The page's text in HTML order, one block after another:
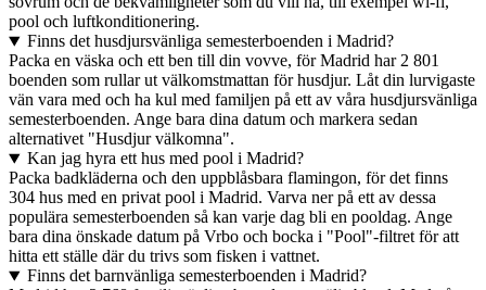
pool och luftkonditionering.
Finns det husdjursvänliga semesterboenden i Madrid?
Packa en väska och ett ben till din vovve, för Madrid har 2 801
boenden som rullar ut välkomstmattan för husdjur. Låt din lurvigaste
vän vara med och ha kul med familjen på ett av våra husdjursvänliga
semesterboenden. Ange bara dina datum och markera sedan
alternativet "Husdjur välkomna".
Kan jag hyra ett hus med pool i Madrid?
Packa badkläderna och den uppblåsbara flamingon, för det finns
304 hus med en privat pool i Madrid. Varva ner på ett av dessa
populära semesterboenden så kan varje dag bli en pooldag. Ange
bara dina önskade datum på Vrbo och bocka i "Pool"-filtret för att
hitta ett ställe där du trivs som fisken i vattnet.
Finns det barnvänliga semesterboenden i Madrid?